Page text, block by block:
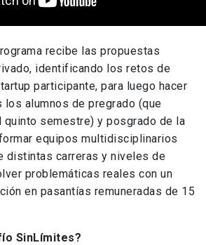
recibe las propuestas
identificando los retos de
participante, para luego hacer
los alumnos de pregrado (que
quinto semestre) y posgrado de la
equipos multidisciplinarios
distintas carreras y niveles de
problemáticas reales con un
en pasantías remuneradas de 15
SinLímites?